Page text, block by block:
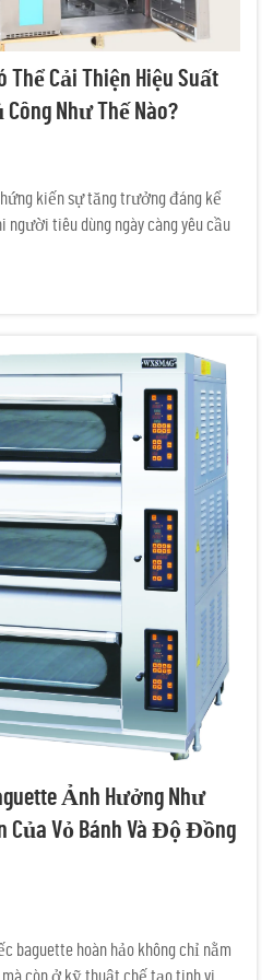
Thể Cải Thiện Hiệu Suất
Công Như Thế Nào?
kiến sự tăng trưởng đáng kể
người tiêu dùng ngày càng yêu cầu
thực và chất lượng cao. Đối với
đáp ứng nhu cầu này đồng thời
Ảnh Hưởng Như
Của Vỏ Bánh Và Độ Đồng
baguette hoàn hảo không chỉ nằm